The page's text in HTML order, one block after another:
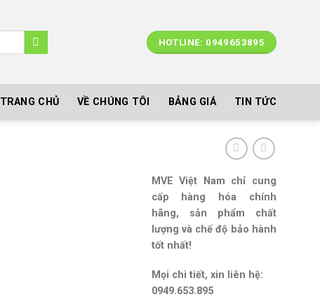
HOTLINE: 0949653895
TRANG CHỦ VỀ CHÚNG TÔI BẢNG GIÁ TIN TỨC
MVE Việt Nam chỉ cung
cấp hàng hóa chính
hãng, sản phẩm chất
lượng và chế độ bảo hành
tốt nhất!
Mọi chi tiết, xin liên hệ:
0949.653.895